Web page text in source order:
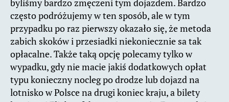
często podróżujemy w ten sposób, ale w tym
przypadku po raz pierwszy okazało się, że metoda
zabich skoków i przesiadki niekoniecznie sa tak
opłacalne. Także taką opcję polecamy tylko w
wypadku, gdy nie macie jakiś dodatkowych opłat
typu konieczny nocleg po drodze lub dojazd na
lotnisko w Polsce na drugi koniec kraju, a bilety